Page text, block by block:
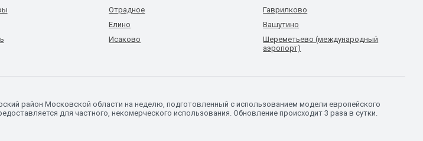
Отрадное
Елино
Исаково
Гаврилково
Вашутино
Шереметьево (международный
аэропорт)
район Московской области на неделю, подготовленный с использованием модели европейского
для частного, некомерческого использования. Обновление происходит 3 раза в сутки.